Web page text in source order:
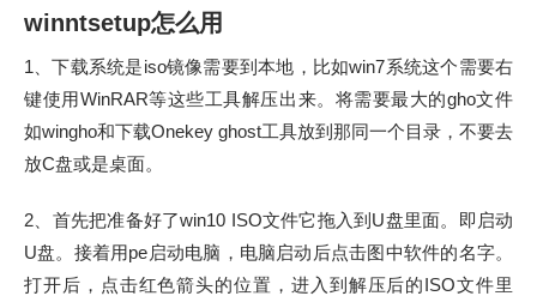
winntsetup怎么用
1、下载系统是iso镜像需要到本地，比如win7系统这个需要右
键使用WinRAR等这些工具解压出来。将需要最大的gho文件
如wingho和下载Onekey ghost工具放到那同一个目录，不要去
放C盘或是桌面。
2、首先把准备好了win10 ISO文件它拖入到U盘里面。即启动
U盘。接着用pe启动电脑，电脑启动后点击图中软件的名字。
打开后，点击红色箭头的位置，进入到解压后的ISO文件里